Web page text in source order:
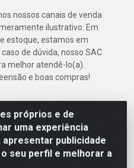
próprios e de
uma experiência
publicidade
seu perfil e melhorar a
nossos canais de venda
ilustrativo. Em
estoque, estamos em
de dúvida, nosso SAC
melhor atendê-lo(a).
e boas compras!
Mascarenhas de Morais, 2471 -
001 - CNPJ 24.150.377/0003-